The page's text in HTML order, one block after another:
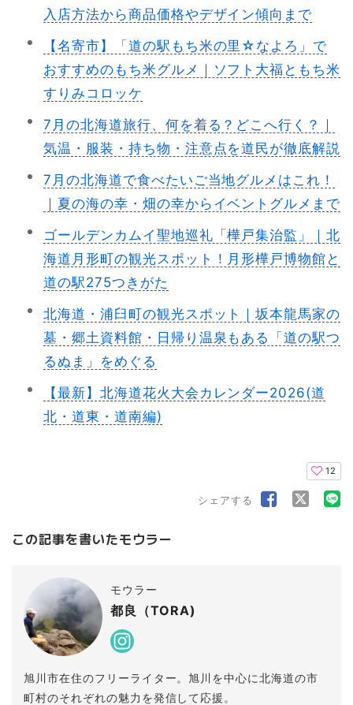
入店方法から商品価格やデザイン傾向まで
【名寄市】「道の駅もち米の里☆なよろ」で
おすすめのもち米グルメ｜ソフト大福ともち米
すりみコロッケ
7月の北海道旅行、何を着る？どこへ行く？｜
気温・服装・持ち物・注意点を道民が徹底解説
7月の北海道で食べたいご当地グルメはこれ！
｜夏の海の幸・畑の幸からイベントグルメまで
ゴールデンカムイ聖地巡礼「樺戸集治監」｜北
海道月形町の観光スポット！月形樺戸博物館と
道の駅275つきがた
北海道・浦臼町の観光スポット｜坂本龍馬家の
墓・郷土資料館・日帰り温泉もある「道の駅つ
るぬま」をめぐる
【最新】北海道花火大会カレンダー2026(道
北・道東・道南編)
12
シェアする
この記事を書いたモウラー
モウラー
都良（TORA)
旭川市在住のフリーライター。旭川を中心に北海道の市
町村のそれぞれの魅力を発信して応援。